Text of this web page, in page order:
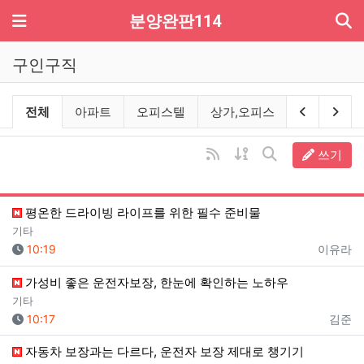
메뉴 분양완판114
구인구직
구인구직 분류 목록
전체 아파트 오피스텔 상가,오피스 지식산업센
이전 분류
다
RSS
게시물 정렬
게시판 검색
쓰기
평온한 드라이빙 라이프를 위한 필수 준비물
기타
등록자
이유라
등록일
10:19
가성비 좋은 운전자보장, 한눈에 확인하는 노하우
기타
등록자
김준
등록일
10:17
자동차 보장과는 다르다, 운전자 보장 제대로 챙기기